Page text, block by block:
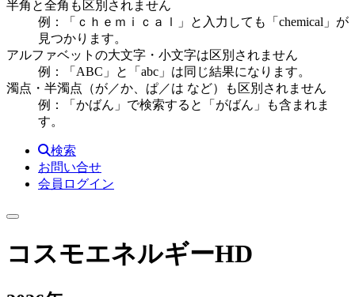
半角と全角も区別されません
例：「ｃｈｅｍｉｃａｌ」と入力しても「chemical」が
見つかります。
アルファベットの大文字・小文字は区別されません
例：「ABC」と「abc」は同じ結果になります。
濁点・半濁点（が／か、ぱ／は など）も区別されません
例：「かばん」で検索すると「がばん」も含まれま
す。
検索
お問い合せ
会員ログイン
コスモエネルギーHD